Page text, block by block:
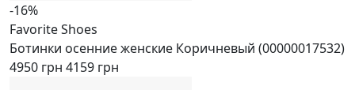
-16%
Favorite Shoes
Ботинки осенние женские Коричневый (00000017532)
4950 грн 4159 грн